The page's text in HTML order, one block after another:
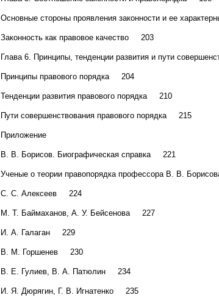
Основные стороны проявления законности и ее
Законность как правовое качество 203
Глава 6. Принципы, тенденции развития и пути
Принципы правового порядка 204
Тенденции развития правового порядка 210
Пути совершенствования правового порядка 215
Приложение
В. В. Борисов. Биографическая справка 221
Ученые о теории правопорядка профессора В. В.
С. С. Алексеев 224
М. Т. Баймаханов, А. У. Бейсенова 227
И. А. Галаган 229
В. М. Горшенев 230
В. Е. Гулиев, В. А. Патюлин 234
И. Я. Дюрягин, Г. В. Игнатенко 235